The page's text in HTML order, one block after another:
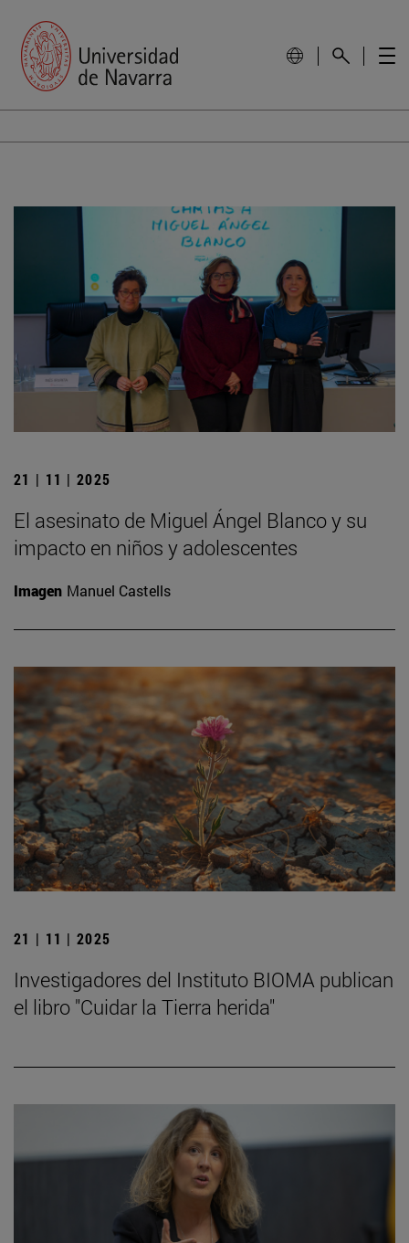
21 | 11 | 2025
El asesinato de Miguel Ángel Blanco y su
impacto en niños y adolescentes
Imagen Manuel Castells
21 | 11 | 2025
Investigadores del Instituto BIOMA publican
el libro "Cuidar la Tierra herida"